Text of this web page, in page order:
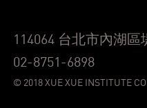
114064 台北市內湖
02-8751-6898
© 2018 XUE XUE INSTITUTE